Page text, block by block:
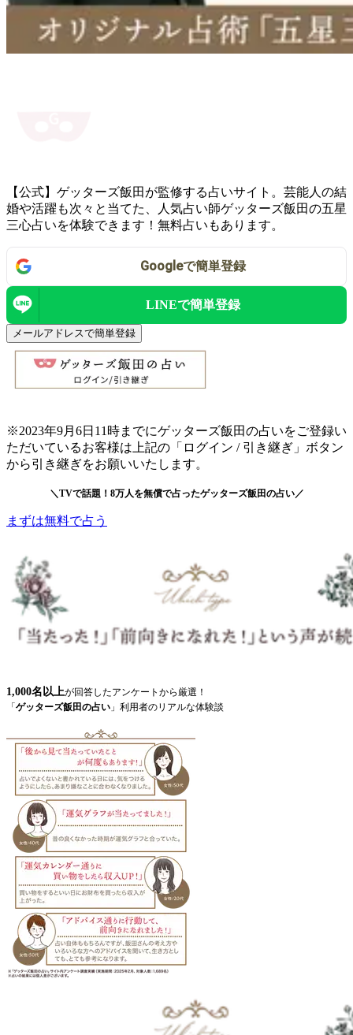
【公式】ゲッターズ飯田が監修する占いサイト。芸能人の結
婚や活躍も次々と当てた、人気占い師ゲッターズ飯田の五星
三心占いを体験できます！無料占いもあります。
Googleで簡単登録
LINEで簡単登録
メールアドレスで簡単登録
※2023年9月6日11時までにゲッターズ飯田の占いをご登録い
ただいているお客様は上記の「ログイン / 引き継ぎ」ボタン
から引き継ぎをお願いいたします。
＼TVで話題！8万人を無償で占ったゲッターズ飯田の占い／
まずは無料で占う
1,000名以上が回答したアンケートから厳選！
「ゲッターズ飯田の占い 」利用者のリアルな体験談